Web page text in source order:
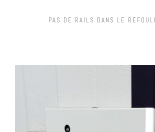
PAS DE RAILS DANS LE